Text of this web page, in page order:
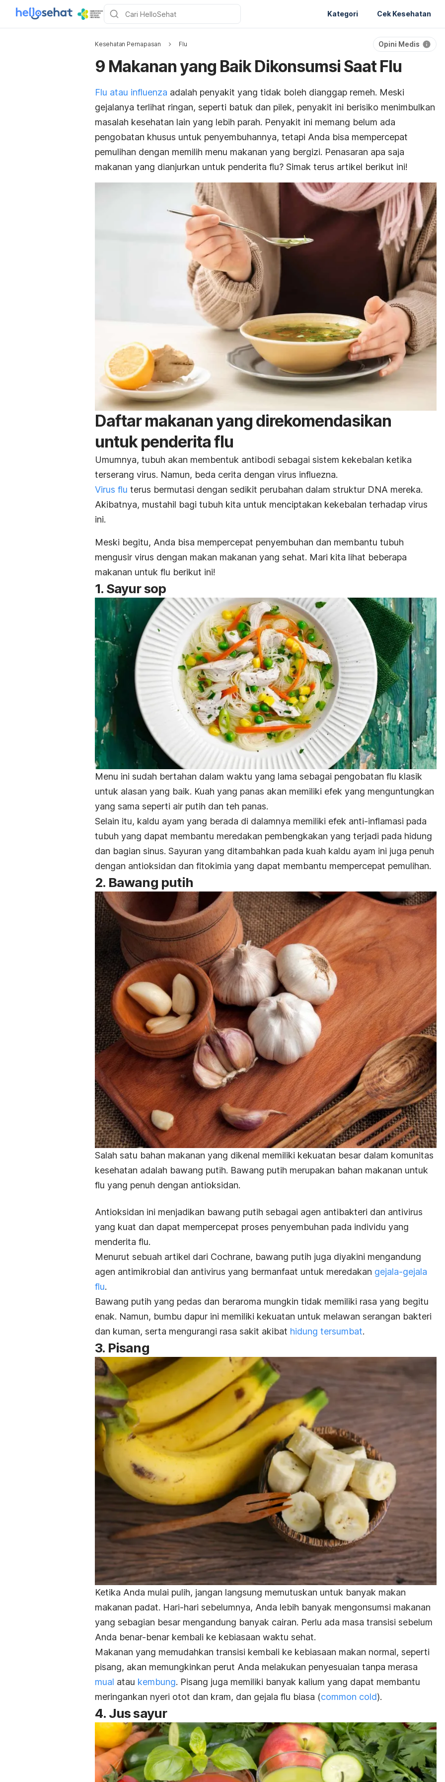
Kategori Cek Kesehatan
Kesehatan Pernapasan Flu Opini Medis
9 Makanan yang Baik Dikonsumsi Saat Flu
Flu atau influenza adalah penyakit yang tidak boleh dianggap remeh. Meski
gejalanya terlihat ringan, seperti batuk dan pilek, penyakit ini berisiko menimbulkan
masalah kesehatan lain yang lebih parah. Penyakit ini memang belum ada
pengobatan khusus untuk penyembuhannya, tetapi Anda bisa mempercepat
pemulihan dengan memilih menu makanan yang bergizi. Penasaran apa saja
makanan yang dianjurkan untuk penderita flu? Simak terus artikel berikut ini!
Daftar makanan yang direkomendasikan
untuk penderita flu
Umumnya, tubuh akan membentuk antibodi sebagai sistem kekebalan ketika
terserang virus. Namun, beda cerita dengan virus influezna.
Virus flu terus bermutasi dengan sedikit perubahan dalam struktur DNA mereka.
Akibatnya, mustahil bagi tubuh kita untuk menciptakan kekebalan terhadap virus
ini.
Meski begitu, Anda bisa mempercepat penyembuhan dan membantu tubuh
mengusir virus dengan makan makanan yang sehat. Mari kita lihat beberapa
makanan untuk flu berikut ini!
1. Sayur sop
Menu ini sudah bertahan dalam waktu yang lama sebagai pengobatan flu klasik
untuk alasan yang baik. Kuah yang panas akan memiliki efek yang menguntungkan
yang sama seperti air putih dan teh panas.
Selain itu, kaldu ayam yang berada di dalamnya memiliki efek anti-inflamasi pada
tubuh yang dapat membantu meredakan pembengkakan yang terjadi pada hidung
dan bagian sinus. Sayuran yang ditambahkan pada kuah kaldu ayam ini juga penuh
dengan antioksidan dan fitokimia yang dapat membantu mempercepat pemulihan.
2. Bawang putih
Salah satu bahan makanan yang dikenal memiliki kekuatan besar dalam komunitas
kesehatan adalah bawang putih. Bawang putih merupakan bahan makanan untuk
flu yang penuh dengan antioksidan.
Antioksidan ini menjadikan bawang putih sebagai agen antibakteri dan antivirus
yang kuat dan dapat mempercepat proses penyembuhan pada individu yang
menderita flu.
Menurut sebuah artikel dari Cochrane, bawang putih juga diyakini mengandung
agen antimikrobial dan antivirus yang bermanfaat untuk meredakan gejala-gejala
flu.
Bawang putih yang pedas dan beraroma mungkin tidak memiliki rasa yang begitu
enak. Namun, bumbu dapur ini memiliki kekuatan untuk melawan serangan bakteri
dan kuman, serta mengurangi rasa sakit akibat hidung tersumbat.
3. Pisang
Ketika Anda mulai pulih, jangan langsung memutuskan untuk banyak makan
makanan padat. Hari-hari sebelumnya, Anda lebih banyak mengonsumsi makanan
yang sebagian besar mengandung banyak cairan. Perlu ada masa transisi sebelum
Anda benar-benar kembali ke kebiasaan waktu sehat.
Makanan yang memudahkan transisi kembali ke kebiasaan makan normal, seperti
pisang, akan memungkinkan perut Anda melakukan penyesuaian tanpa merasa
mual atau kembung. Pisang juga memiliki banyak kalium yang dapat membantu
meringankan nyeri otot dan kram, dan gejala flu biasa (common cold).
4. Jus sayur